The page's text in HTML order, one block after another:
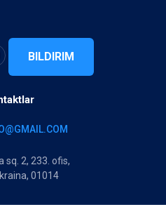
BILDIRIM
sq. 2, 233. ofis,
01014